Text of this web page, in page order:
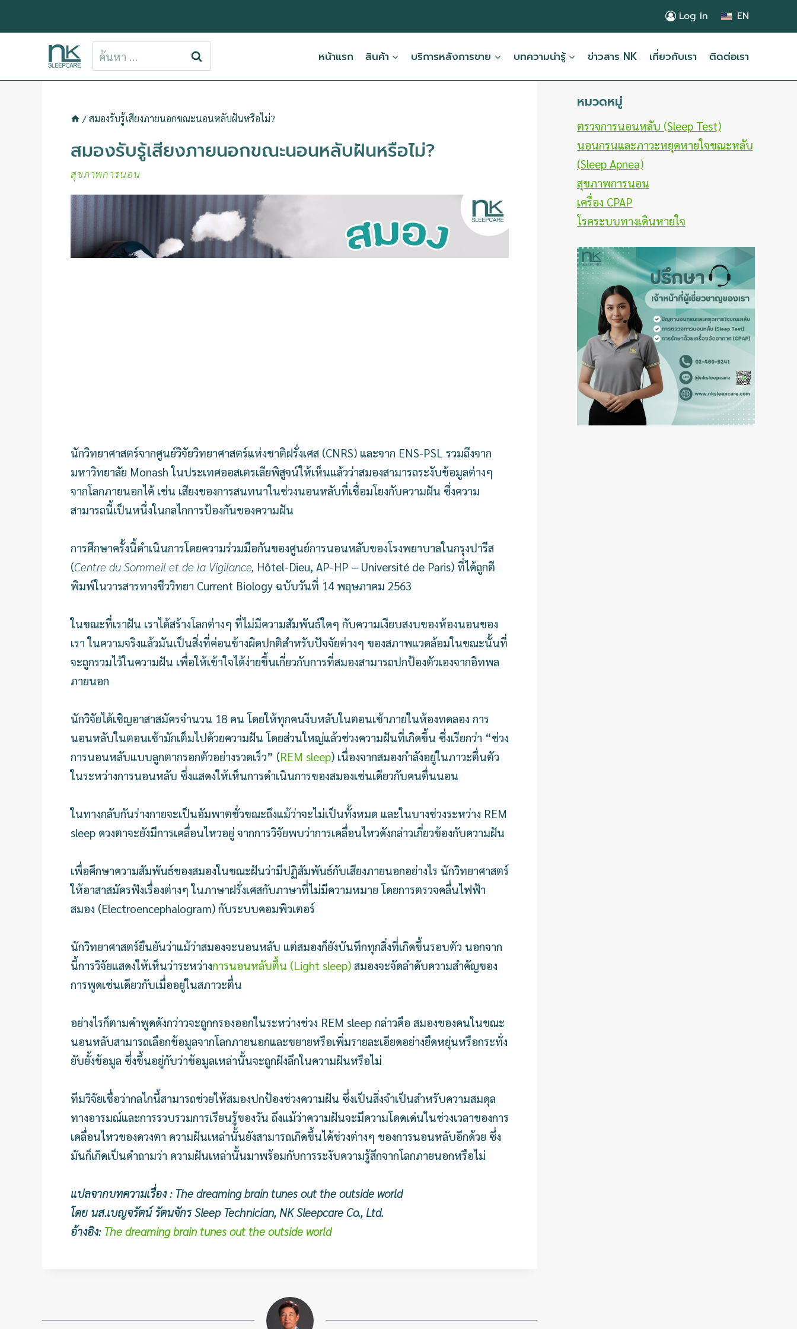
Log In EN
ค้นหา
สำหรับ:
หน้าแรก สินค้า บริการหลังการขาย บทความน่ารู้ ข่าวสาร NK เกี่ยวกับเรา ติดต่อเรา
/สมองรับรู้เสียงภายนอกขณะนอนหลับฝันหรือไม่?
สมองรับรู้เสียงภายนอกขณะนอนหลับฝันหรือไม่?
สุขภาพการนอน
นักวิทยาศาสตร์จากศูนย์วิจัยวิทยาศาสตร์แห่งชาติฝรั่งเศส (CNRS) และจาก ENS-PSL รวมถึงจาก
มหาวิทยาลัย Monash ในประเทศออสเตรเลียพิสูจน์ให้เห็นแล้วว่าสมองสามารถระงับข้อมูลต่างๆ
จากโลกภายนอกได้ เช่น เสียงของการสนทนาในช่วงนอนหลับที่เชื่อมโยงกับความฝัน ซึ่งความ
สามารถนี้เป็นหนึ่งในกลไกการป้องกันของความฝัน
การศึกษาครั้งนี้ดำเนินการโดยความร่วมมือกันของศูนย์การนอนหลับของโรงพยาบาลในกรุงปารีส
(Centre du Sommeil et de la Vigilance Hôtel-Dieu, AP-HP – Université de Paris) ที่ได้ถูกตี
พิมพ์ในวารสารทางชีววิทยา Current Biology ฉบับวันที่ 14 พฤษภาคม 2563
ในขณะที่เราฝัน เราได้สร้างโลกต่างๆ ที่ไม่มีความสัมพันธ์ใดๆ กับความเงียบสงบของห้องนอนของ
เรา ในความจริงแล้วมันเป็นสิ่งที่ค่อนข้างผิดปกติสำหรับปัจจัยต่างๆ ของสภาพแวดล้อมในขณะนั้นที่
จะถูกรวมไว้ในความฝัน เพื่อให้เข้าใจได้ง่ายขึ้นเกี่ยวกับการที่สมองสามารถปกป้องตัวเองจากอิทพล
ภายนอก
นักวิจัยได้เชิญอาสาสมัครจำนวน 18 คน โดยให้ทุกคนงีบหลับในตอนเช้าภายในห้องทดลอง การ
นอนหลับในตอนเช้ามักเต็มไปด้วยความฝัน โดยส่วนใหญ่แล้วช่วงความฝันที่เกิดขึ้น ซึ่งเรียกว่า “ช่วง
การนอนหลับแบบลูกตากรอกตัวอย่างรวดเร็ว” (REM sleep) เนื่องจากสมองกำลังอยู่ในภาวะตื่นตัว
ในระหว่างการนอนหลับ ซึ่งแสดงให้เห็นการดำเนินการของสมองเช่นเดียวกับคนตื่นนอน
ในทางกลับกันร่างกายจะเป็นอัมพาตชั่วขณะถึงแม้ว่าจะไม่เป็นทั้งหมด และในบางช่วงระหว่าง REM
sleep ดวงตาจะยังมีการเคลื่อนไหวอยู่ จากการวิจัยพบว่าการเคลื่อนไหวดังกล่าวเกี่ยวข้องกับความฝัน
เพื่อศึกษาความสัมพันธ์ของสมองในขณะฝันว่ามีปฏิสัมพันธ์กับเสียงภายนอกอย่างไร นักวิทยาศาสตร์
ให้อาสาสมัครฟังเรื่องต่างๆ ในภาษาฝรั่งเศสกับภาษาที่ไม่มีความหมาย โดยการตรวจคลื่นไฟฟ้า
สมอง (Electroencephalogram) กับระบบคอมพิวเตอร์
นักวิทยาศาสตร์ยืนยันว่าแม้ว่าสมองจะนอนหลับ แต่สมองก็ยังบันทึกทุกสิ่งที่เกิดขึ้นรอบตัว นอกจาก
นี้การวิจัยแสดงให้เห็นว่าระหว่างการนอนหลับตื้น (Light sleep) สมองจะจัดลำดับความสำคัญของ
การพูดเช่นเดียวกับเมื่ออยู่ในสภาวะตื่น
อย่างไรก็ตามคำพูดดังกว่าวจะถูกกรองออกในระหว่างช่วง REM sleep กล่าวคือ สมองของคนในขณะ
นอนหลับสามารถเลือกข้อมูลจากโลกภายนอกและขยายหรือเพิ่มรายละเอียดอย่างยืดหยุ่นหรือกระทั่ง
ยับยั้งข้อมูล ซึ่งขึ้นอยู่กับว่าข้อมูลเหล่านั้นจะถูกฝังลึกในความฝันหรือไม่
ทีมวิจัยเชื่อว่ากลไกนี้สามารถช่วยให้สมองปกป้องช่วงความฝัน ซึ่งเป็นสิ่งจำเป็นสำหรับความสมดุล
ทางอารมณ์และการรวบรวมการเรียนรู้ของวัน ถึงแม้ว่าความฝันจะมีความโดดเด่นในช่วงเวลาของการ
เคลื่อนไหวของดวงตา ความฝันเหล่านั้นยังสามารถเกิดขึ้นได้ช่วงต่างๆ ของการนอนหลับอีกด้วย ซึ่ง
มันก็เกิดเป็นคำถามว่า ความฝันเหล่านั้นมาพร้อมกับการระงับความรู้สึกจากโลกภายนอกหรือไม่
แปลจากบทความเรื่อง : The dreaming brain tunes out the outside world
โดย นส.เบญจรัตน์ รัตนจักร Sleep Technician, NK Sleepcare Co., Ltd.
อ้างอิง: The dreaming brain tunes out the outside world
หมวดหมู่
ตรวจการนอนหลับ (Sleep Test)
นอนกรนและภาวะหยุดหายใจขณะหลับ
(Sleep Apnea)
สุขภาพการนอน
เครื่อง CPAP
โรคระบบทางเดินหายใจ